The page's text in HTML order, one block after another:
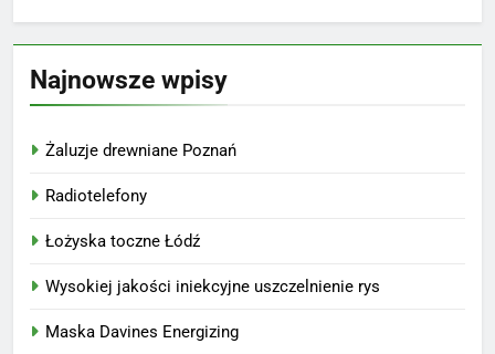
Najnowsze wpisy
Żaluzje drewniane Poznań
Radiotelefony
Łożyska toczne Łódź
Wysokiej jakości iniekcyjne uszczelnienie rys
Maska Davines Energizing